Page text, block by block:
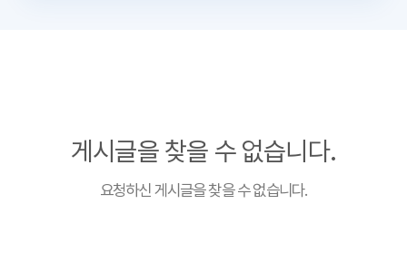
게시글을 찾을 수 없습니다.
요청하신 게시글을 찾을 수 없습니다.